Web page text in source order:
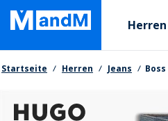
Skip
main
content
Primary departments
Herren
Brotkrumen
Startseite Herren Jeans Boss